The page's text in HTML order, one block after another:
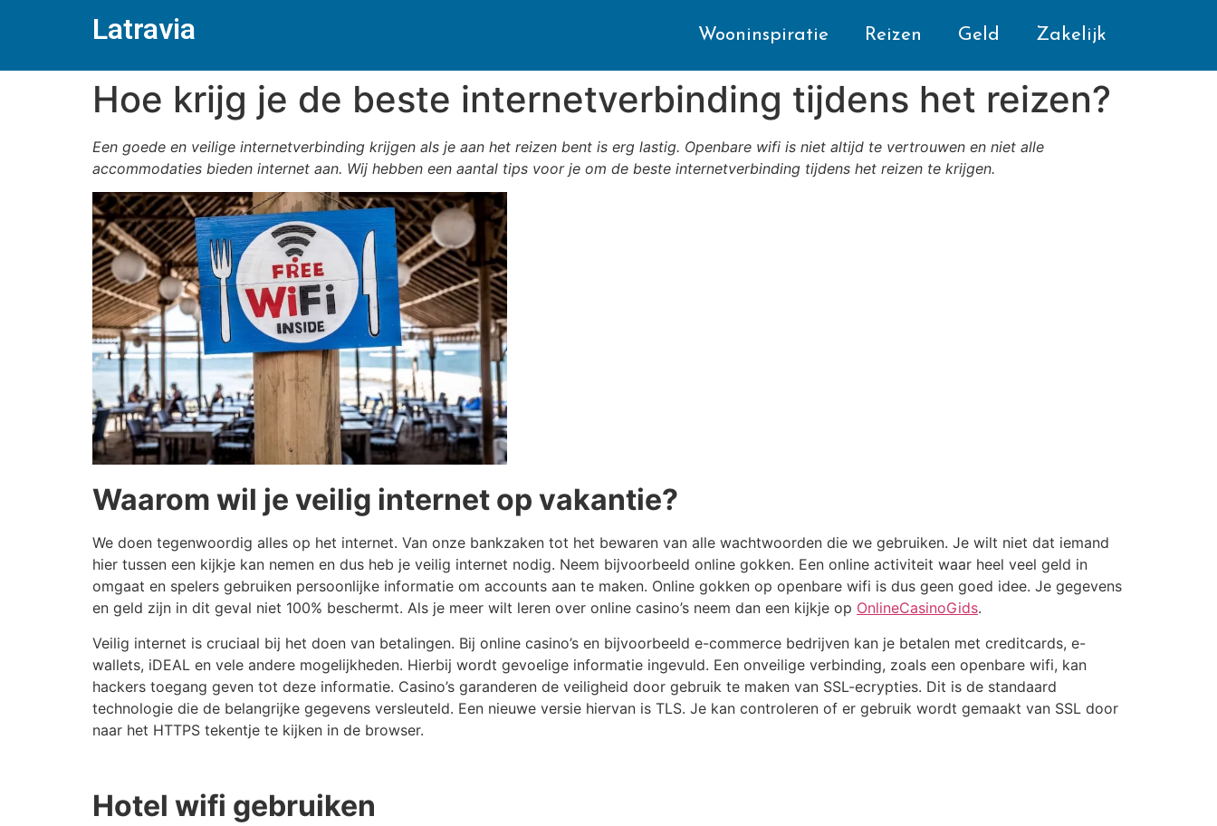
Latravia Wooninspiratie Reizen Geld Zakelijk
Hoe krijg je de beste internetverbinding tijdens het reizen?
Een goede en veilige internetverbinding krijgen als je aan het reizen bent is erg lastig. Openbare wifi is niet altijd te vertrouwen en niet alle
accommodaties bieden internet aan. Wij hebben een aantal tips voor je om de beste internetverbinding tijdens het reizen te krijgen.
Waarom wil je veilig internet op vakantie?
We doen tegenwoordig alles op het internet. Van onze bankzaken tot het bewaren van alle wachtwoorden die we gebruiken. Je wilt niet dat iemand
hier tussen een kijkje kan nemen en dus heb je veilig internet nodig. Neem bijvoorbeeld online gokken. Een online activiteit waar heel veel geld in
omgaat en spelers gebruiken persoonlijke informatie om accounts aan te maken. Online gokken op openbare wifi is dus geen goed idee. Je gegevens
en geld zijn in dit geval niet 100% beschermt. Als je meer wilt leren over online casino’s neem dan een kijkje op OnlineCasinoGids.
Veilig internet is cruciaal bij het doen van betalingen. Bij online casino’s en bijvoorbeeld e-commerce bedrijven kan je betalen met creditcards, e-
wallets, iDEAL en vele andere mogelijkheden. Hierbij wordt gevoelige informatie ingevuld. Een onveilige verbinding, zoals een openbare wifi, kan
hackers toegang geven tot deze informatie. Casino’s garanderen de veiligheid door gebruik te maken van SSL-ecrypties. Dit is de standaard
technologie die de belangrijke gegevens versleuteld. Een nieuwe versie hiervan is TLS. Je kan controleren of er gebruik wordt gemaakt van SSL door
naar het HTTPS tekentje te kijken in de browser.
Hotel wifi gebruiken